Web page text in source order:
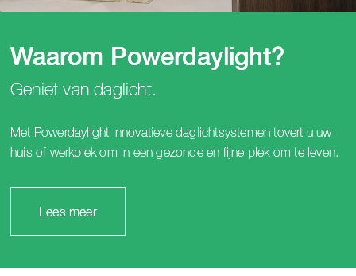
Waarom Powerdaylight?
Geniet van daglicht.
Met Powerdaylight innovatieve daglichtsystemen tovert u uw
huis of werkplek om in een gezonde en fijne plek om te leven.
Lees meer